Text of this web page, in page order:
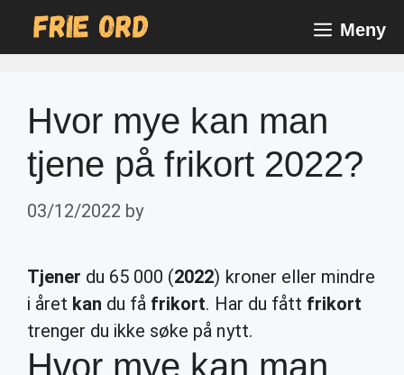
Meny
Hvor mye kan man
tjene på frikort 2022?
03/12/2022 by
Tjener du 65 000 (2022) kroner eller mindre
i året kan du få frikort. Har du fått frikort
trenger du ikke søke på nytt.
Hvor mye kan man